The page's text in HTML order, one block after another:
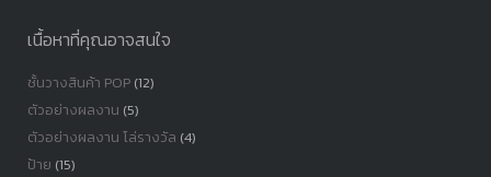
เนื้อหาที่คุณอาจสนใจ
ชั้นวางสินค้า POP(12)
ตัวอย่างผลงาน (5)
ตัวอย่างผลงาน โล่รางวัล (4)
ป้าย (15)